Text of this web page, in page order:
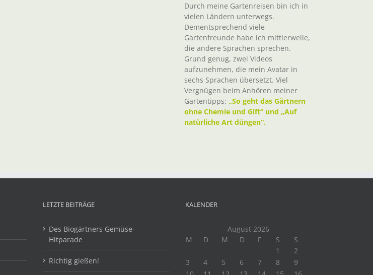
Durch meine Gartenreisen bin ich in
vielen Ländern unterwegs.
Dementsprechend viele
Gartenfreunde habe ich mittlerweile,
die andere Sprachen sprechen.
Grund genug, zwei Videos
aufzunehmen, die mein Avatar in
sechs Sprachen übersetzt. Viel
Vergnügen beim Anhören meiner
Gartentipps: „So geht das Gärtnern
ohne Chemie und Gift“ und „Auf
natürliche Art düngen“.
LETZTE BEITRÄGE
Des Biogärtners Gemüse-
Hitparade
Richtig gießen!
KALENDER
August 2026
M
D M D F S
S
1
2
3
4 5 6 7 8
9